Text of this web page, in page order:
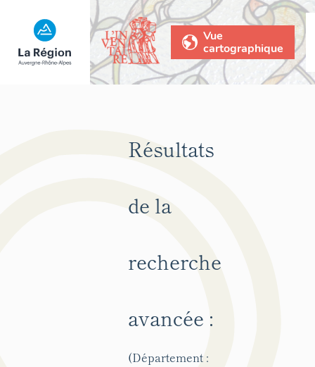
Vue
cartographique
Résultats
de la
recherche
avancée :
(Département :